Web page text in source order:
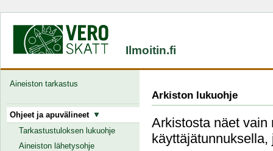
Ilmoitin.fi
Aineiston tarkastus
Ohjeet ja apuvälineet
Tarkastustuloksen lukuohje
Aineiston lähetysohje
Arkiston lukuohje
Arkistosta näet vain